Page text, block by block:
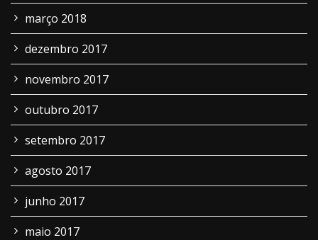
março 2018
dezembro 2017
novembro 2017
outubro 2017
setembro 2017
agosto 2017
junho 2017
maio 2017